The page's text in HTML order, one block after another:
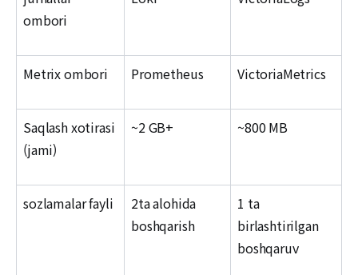
ombori
Metrix ombori Prometheus VictoriaMetrics
Saqlash xotirasi
(jami)
~2 GB+ ~800 MB
sozlamalar fayli
2ta alohida
boshqarish
1 ta
birlashtirilgan
boshqaruv